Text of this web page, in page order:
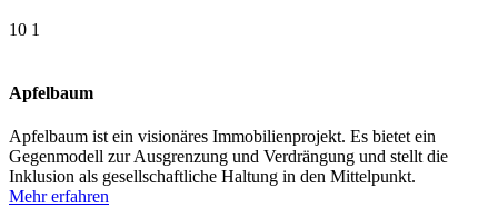
10 1
Apfelbaum
Apfelbaum ist ein visionäres Immobilienprojekt. Es bietet ein
Gegenmodell zur Ausgrenzung und Verdrängung und stellt die
Inklusion als gesellschaftliche Haltung in den Mittelpunkt.
Mehr erfahren